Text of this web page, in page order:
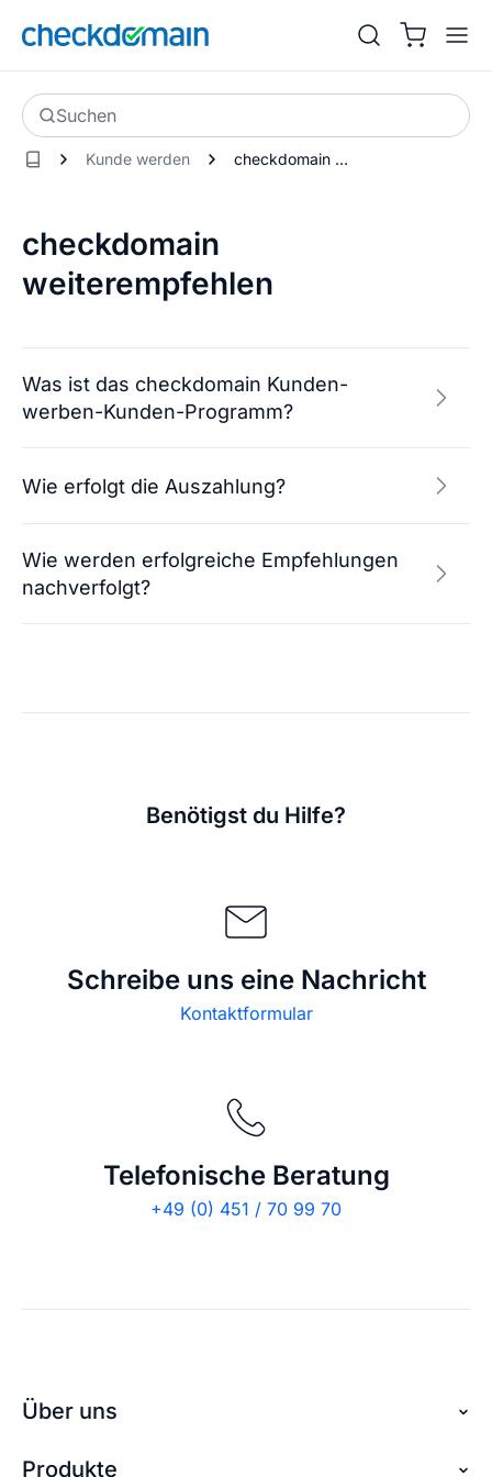
Suchen
Kunde werden checkdomain weiterempfehlen
checkdomain
weiterempfehlen
Was ist das checkdomain Kunden-
werben-Kunden-Programm?
Wie erfolgt die Auszahlung?
Wie werden erfolgreiche Empfehlungen
nachverfolgt?
Benötigst du Hilfe?
Schreibe uns eine Nachricht
Kontaktformular
Telefonische Beratung
+49 (0) 451 / 70 99 70
Über uns
Über checkdomain
Produkte